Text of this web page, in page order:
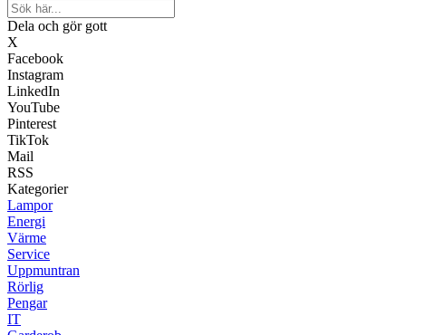
Dela och gör gott
X
Facebook
Instagram
LinkedIn
YouTube
Pinterest
TikTok
Mail
RSS
Kategorier
Lampor
Energi
Värme
Service
Uppmuntran
Rörlig
Pengar
IT